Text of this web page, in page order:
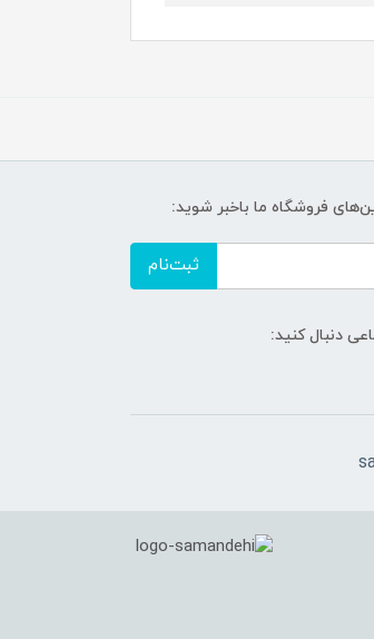
فروشگاه ما باخبر شوید:
ثبت‌نام
دنبال کنید: